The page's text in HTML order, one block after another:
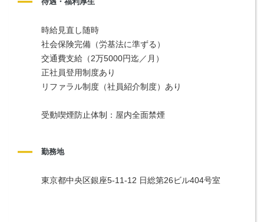
時給見直し随時
社会保険完備（労基法に準ずる）
交通費支給（2万5000円迄／月）
正社員登用制度あり
リファラル制度（社員紹介制度）あり
受動喫煙防止体制：屋内全面禁煙
勤務地
東京都中央区銀座5-11-12 日総第26ビル404号室